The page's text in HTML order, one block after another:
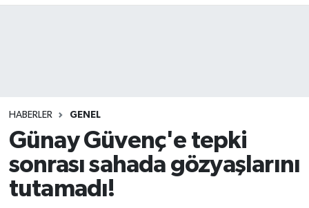
HABERLER GENEL
Günay Güvenç'e tepki
sonrası sahada gözyaşlarını
tutamadı!
Tüm Manşetler
Son Dakika Haberleri